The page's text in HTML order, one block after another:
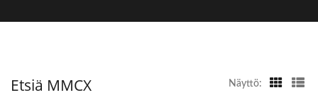
Etsiä MMCX Näyttö: